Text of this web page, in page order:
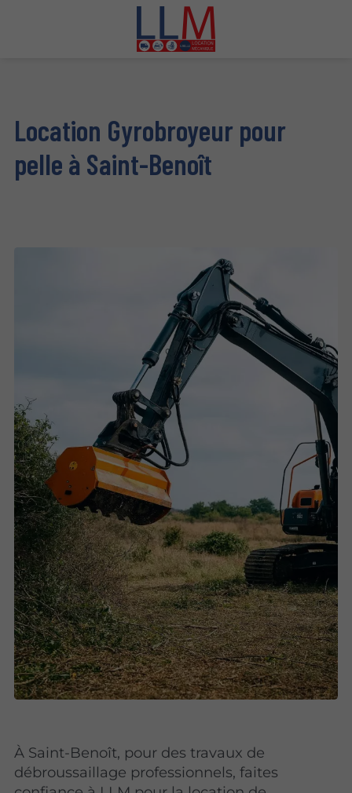
Location Gyrobroyeur pour
pelle à Saint-Benoît
À Saint-Benoît, pour des travaux de
débroussaillage professionnels, faites